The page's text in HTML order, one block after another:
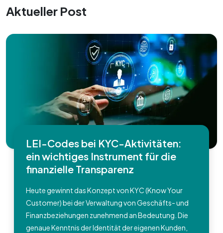
Aktueller Post
LEI-Codes bei KYC-Aktivitäten:
ein wichtiges Instrument für die
finanzielle Transparenz
Heute gewinnt das Konzept von KYC (Know Your
Customer) bei der Verwaltung von Geschäfts- und
Finanzbeziehungen zunehmend an Bedeutung. Die
genaue Kenntnis der Identität der eigenen Kunden,